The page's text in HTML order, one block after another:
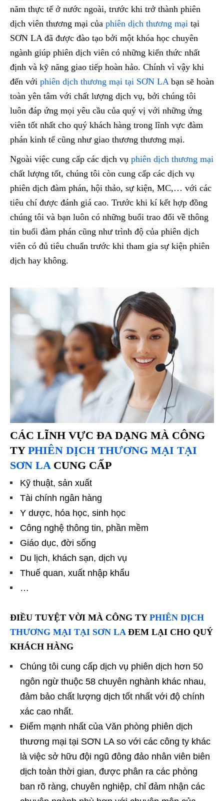
năm thực tế ở nước ngoài, trước khi trở thành phiên
dịch viên thương mại của phiên dịch thương mại tại
SƠN LA đã được đào tạo bởi một khóa học chuyên
ngành giúp phiên dịch viên có những kiến thức nhất
định và kỹ năng giao tiếp hoàn hảo. Chính vì vậy khi
đến với phiên dịch thương mại tại SƠN LA bạn sẽ hoàn
toàn yên tâm với chất lượng dịch vụ, bởi chúng tôi
luôn đáp ứng mọi yêu cầu của quý vị với những ứng
viên tốt nhất cho quý khách hàng trong lĩnh vực đàm
phán kinh tế cũng như giao thương thương mại.
Ngoài việc cung cấp các dịch vụ phiên dịch thương mại
chất lượng tốt, chúng tôi còn cung cấp các dịch vụ
phiên dịch đàm phán, hội thảo, sự kiện, MC,… với các
tiêu chí được đánh giá cao. Trước khi kí kết hợp đồng
chúng tôi và bạn luôn có những buổi trao đổi về thông
tin buổi đàm phán cũng như trình độ của phiên dịch
viên có đủ tiêu chuẩn trước khi tham gia sự kiện phiên
dịch hay không.
CÁC LĨNH VỰC ĐA DẠNG MÀ CÔNG
TY PHIÊN DỊCH THƯƠNG MẠI TẠI
SƠN LACUNG CẤP
Kỹ thuật, sản xuất
Tài chính ngân hàng
Y dược, hóa học, sinh học
Công nghệ thông tin, phần mềm
Giáo dục, đời sống
Du lịch, khách sạn, dịch vụ
Thuế quan, xuất nhập khẩu
…
ĐIỀU TUYỆT VỜI MÀ CÔNG TYPHIÊN DỊCH
THƯƠNG MẠI TẠI SƠN LAĐEM LẠI CHO QUÝ
KHÁCH HÀNG
Chúng tôi cung cấp dịch vụ phiên dịch hơn 50
ngôn ngừ thuộc 58 chuyên nghành khác nhau,
đảm bảo chất lượng dịch tốt nhất với độ chính
xác cao nhất.
Điểm mạnh nhất của Văn phòng phiên dịch
thương mại tại SƠN LA so với các công ty khác
là việc sở hữu đội ngũ đông đảo nhân viên biên
dịch toàn thời gian, được phân ra các phòng
ban rõ ràng, chuyên nghiệp, chỉ đảm nhận các